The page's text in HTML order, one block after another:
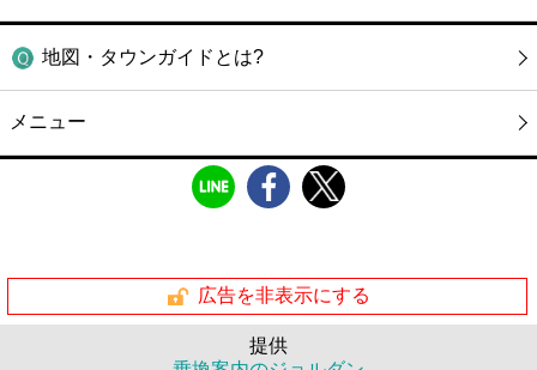
地図・タウンガイドとは?
メニュー
広告を非表示にする
提供